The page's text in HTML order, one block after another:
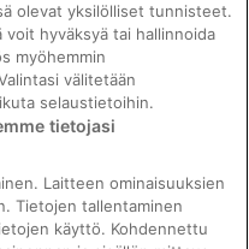
sisällöstä
olevat yksilölliset tunnisteet.
voit hyväksyä tai hallinnoida
myöhemmin
välitetään
selaustietoihin.
tietojasi
Laitteen ominaisuuksien
Tietojen tallentaminen
käyttö. Kohdennettu